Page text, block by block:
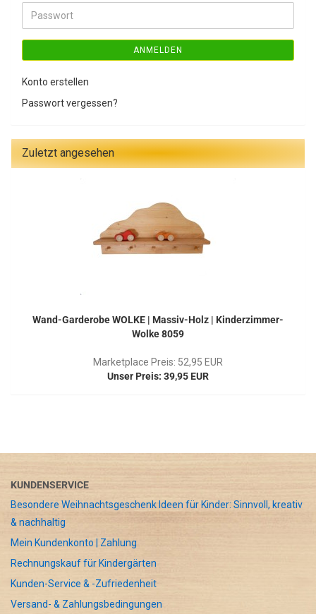
Adresse
Passwort
ANMELDEN
Konto erstellen
Passwort vergessen?
Zuletzt angesehen
Wand-Garderobe WOLKE | Massiv-Holz | Kinderzimmer-
Wolke 8059
Marketplace Preis: 52,95 EUR
Unser Preis: 39,95 EUR
KUNDENSERVICE
Besondere Weihnachtsgeschenk Ideen für Kinder: Sinnvoll, kreativ
& nachhaltig
Mein Kundenkonto | Zahlung
Rechnungskauf für Kindergärten
Kunden-Service & -Zufriedenheit
Versand- & Zahlungsbedingungen